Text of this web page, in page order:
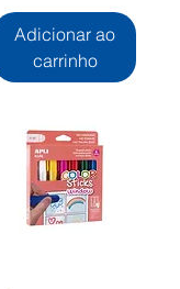
Adicionar ao
carrinho